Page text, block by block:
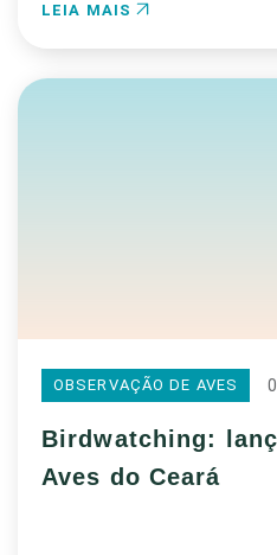
LEIA MAIS
OBSERVAÇÃO DE AVES
Birdwatching:
Aves do Ceará